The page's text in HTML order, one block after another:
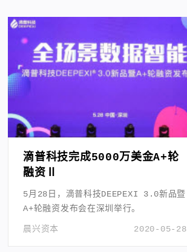
滴普科技完成5000万美金A+轮
融资Ⅱ
5月28日，滴普科技DEEPEXI 3.0新品暨
A+轮融资发布会在深圳举行。
2020-05-28
晨兴资本